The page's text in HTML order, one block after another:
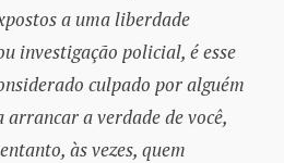
a uma liberdade
investigação policial, é esse
culpado por alguém
a verdade de você,
às vezes, quem